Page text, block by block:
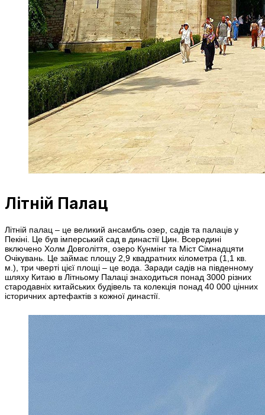
Літній Палац
Літній палац – це великий ансамбль озер, садів та палаців у
Пекіні. Це був імперський сад в династії Цин. Всередині
включено Холм Довголіття, озеро Кунмінг та Міст Сімнадцяти
Очікувань. Це займає площу 2,9 квадратних кілометра (1,1 кв.
м.), три чверті цієї площі – це вода. Заради садів на південному
шляху Китаю в Літньому Палаці знаходиться понад 3000 різних
стародавніх китайських будівель та колекція понад 40 000 цінних
історичних артефактів з кожної династії.